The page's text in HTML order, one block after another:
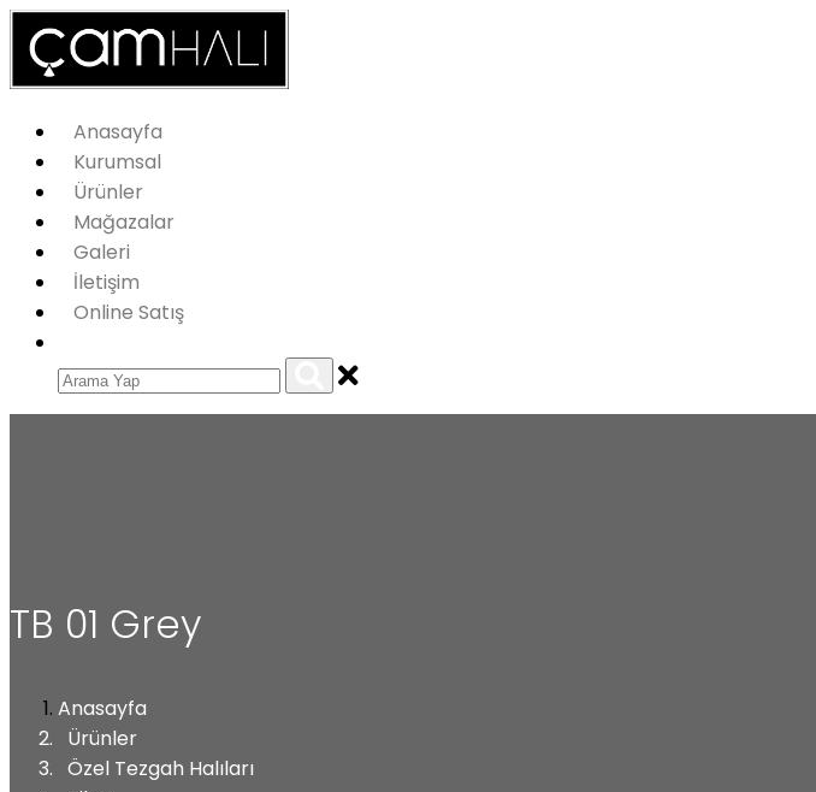
Anasayfa
Kurumsal
Ürünler
Mağazalar
Galeri
İletişim
Online Satış
TB 01 Grey
Anasayfa
Ürünler
Özel Tezgah Halıları